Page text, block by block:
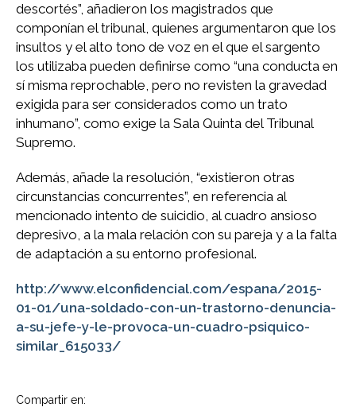
descortés”, añadieron los magistrados que
componían el tribunal, quienes argumentaron que los
insultos y el alto tono de voz en el que el sargento
los utilizaba pueden definirse como “una conducta en
sí misma reprochable, pero no revisten la gravedad
exigida para ser considerados como un trato
inhumano”, como exige la Sala Quinta del Tribunal
Supremo.
Además, añade la resolución, “existieron otras
circunstancias concurrentes”, en referencia al
mencionado intento de suicidio, al cuadro ansioso
depresivo, a la mala relación con su pareja y a la falta
de adaptación a su entorno profesional.
http://www.elconfidencial.com/espana/2015-
01-01/una-soldado-con-un-trastorno-denuncia-
a-su-jefe-y-le-provoca-un-cuadro-psiquico-
similar_615033/
Compartir en: